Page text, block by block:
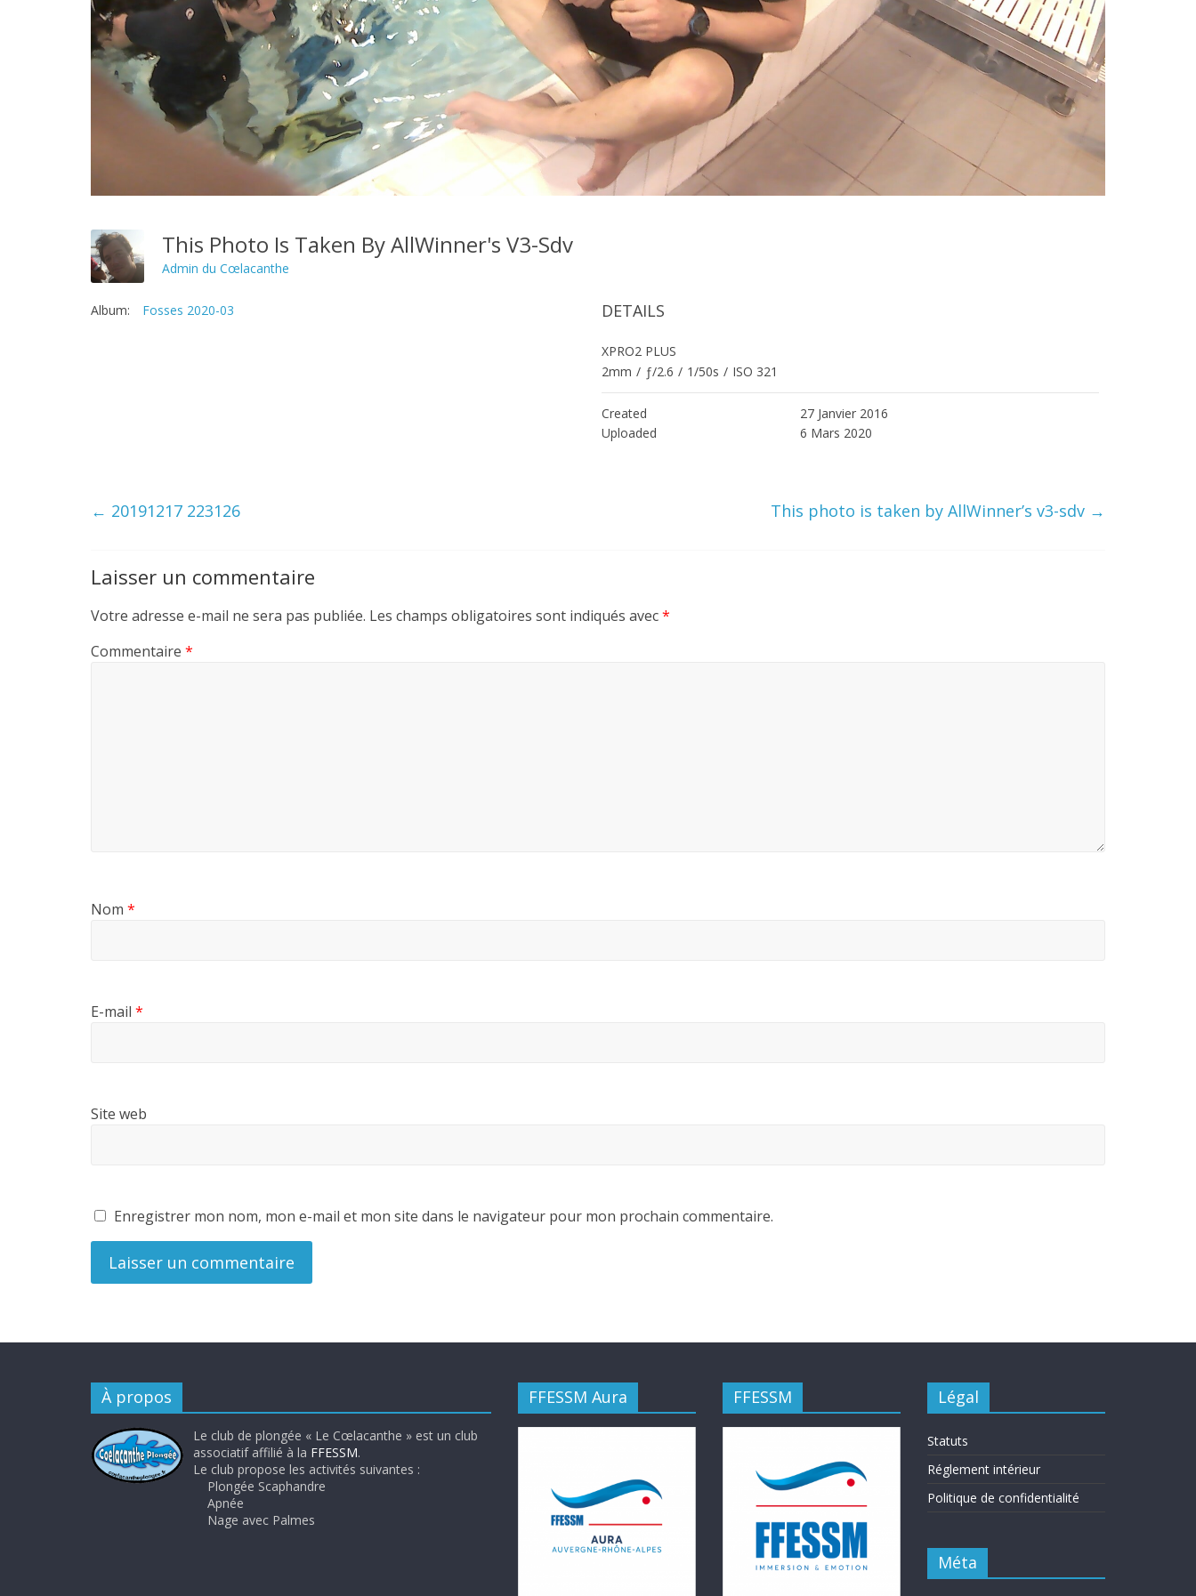
This Photo Is Taken By AllWinner's V3-Sdv
Admin du Cœlacanthe
Album: Fosses 2020-03 DETAILS
XPRO2 PLUS
2mm / ƒ/2.6 / 1/50s / ISO 321
Created
27 Janvier 2016
Uploaded
6 Mars 2020
← 20191217 223126 This photo is taken by AllWinner’s v3-sdv →
Laisser un commentaire
Votre adresse e-mail ne sera pas publiée. Les champs obligatoires sont indiqués avec*
Commentaire *
Nom *
E-mail *
Site web
Enregistrer mon nom, mon e-mail et mon site dans le navigateur pour mon prochain commentaire.
À propos
Le club de plongée « Le Cœlacanthe » est un club
associatif affilié à la FFESSM.
Le club propose les activités suivantes :
Plongée Scaphandre
Apnée
Nage avec Palmes
FFESSM Aura FFESSM Légal
Statuts
Réglement intérieur
Politique de confidentialité
Méta